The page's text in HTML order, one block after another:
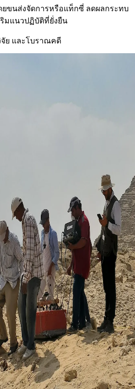
ขนส่งจัดการหรือแท็กซี่ ลดผลกระทบ
มแนวปฏิบัติที่ยั่งยืน
จัย และโบราณคดี